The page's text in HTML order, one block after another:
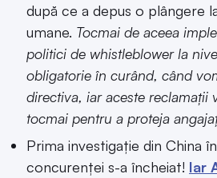
după ce a depus o plângere
umane. Tocmai de aceea
politici de whistleblower la
obligatorie în curând, când
directiva, iar aceste reclamații
tocmai pentru a proteja
Prima investigație din China
concurenței s-a încheiat! Iar